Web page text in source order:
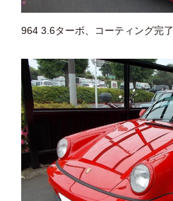
964 3.6ターボ、コーティング完了